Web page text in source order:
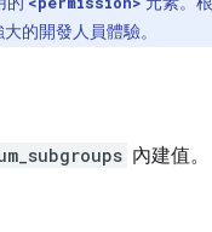
的開發人員體驗。
內建值。